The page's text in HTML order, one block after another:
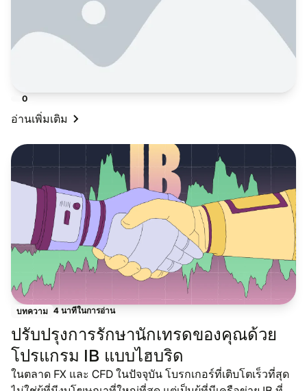
0
อ่าน​เพิ่ม​เติม
บท​ความ 4 นา​ที​ใน​กา​รอ่าน
ปรับ​ปรุง​การรัก​ษา​นัก​เทร​ด​ของ​คุณด้วย​
โปร​แกรม IB แบบ​ไฮ​บริด
ใน​ตลาด FX และ CFD ใน​ปัจ​จุ​บัน โบรก​เกอร์​ที่​เติบ​โต​เร็วที่​สุด​